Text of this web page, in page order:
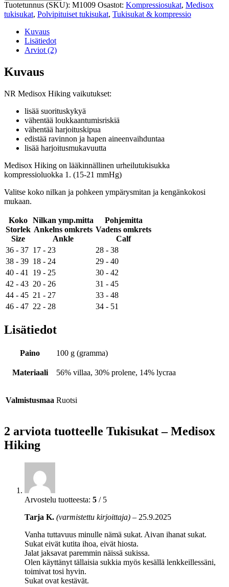
Hiking
määrä
Tuotetunnus (SKU): M1009 Osastot: Kompressiosukat, Medisox
tukisukat, Polvipituiset tukisukat, Tukisukat & kompressio
Kuvaus
Lisätiedot
Arviot (2)
Kuvaus
NR Medisox Hiking vaikutukset:
lisää suorituskykyä
vähentää loukkaantumisriskiä
vähentää harjoituskipua
edistää ravinnon ja hapen aineenvaihduntaa
lisää harjoitusmukavuutta
Medisox Hiking on lääkinnällinen urheilutukisukka
kompressioluokka 1. (15-21 mmHg)
Valitse koko nilkan ja pohkeen ympärysmitan ja kengänkokosi
mukaan.
Koko
Storlek
Size
Nilkan ymp.mitta
Ankelns omkrets
Ankle
Pohjemitta
Vadens omkrets
Calf
36 - 37 17 - 23
28 - 38
38 - 39 18 - 24
29 - 40
40 - 41
19 - 25
30 - 42
42 - 43 20 - 26
31 - 45
44 - 45 21 - 27
33 - 48
46 - 47 22 - 28 34 - 51
Lisätiedot
Paino 100 g (gramma)
Materiaali 56% villaa, 30% prolene, 14% lycraa
Valmistusmaa Ruotsi
2 arviota tuotteelle Tukisukat – Medisox
Hiking
Arvostelu tuotteesta: 5 / 5
Tarja K. (varmistettu kirjoittaja) – 25.9.2025
Vanha tuttavuus minulle nämä sukat. Aivan ihanat sukat.
Sukat eivät kutita ihoa, eivät hiosta.
Jalat jaksavat paremmin näissä sukissa.
Olen käyttänyt tällaisia sukkia myös kesällä lenkkeillessäni,
toimivat tosi hyvin.
Sukat ovat kestävät.